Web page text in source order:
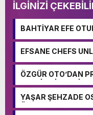
İLGİNİZİ
BAHTİYAR EFE
EFSANE CHEFS
ÖZGÜR OTO’DAN
TESPİT HİZMETİ
YAŞAR ŞEHZADE